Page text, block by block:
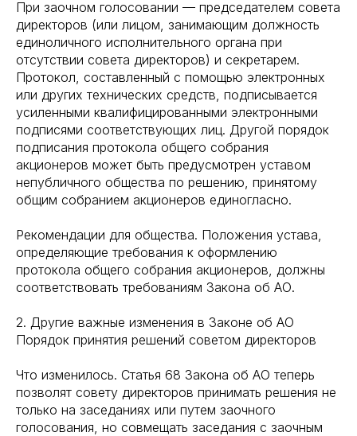
При заочном голосовании — председателем совета
директоров (или лицом, занимающим должность
единоличного исполнительного органа при
отсутствии совета директоров) и секретарем.
Протокол, составленный с помощью электронных
или других технических средств, подписывается
усиленными квалифицированными электронными
подписями соответствующих лиц. Другой порядок
подписания протокола общего собрания
акционеров может быть предусмотрен уставом
непубличного общества по решению, принятому
общим собранием акционеров единогласно.
Рекомендации для общества. Положения устава,
определяющие требования к оформлению
протокола общего собрания акционеров, должны
соответствовать требованиям Закона об АО.
2. Другие важные изменения в Законе об АО
Порядок принятия решений советом директоров
Что изменилось. Статья 68 Закона об АО теперь
позволят совету директоров принимать решения не
только на заседаниях или путем заочного
голосования, но совмещать заседания с заочным